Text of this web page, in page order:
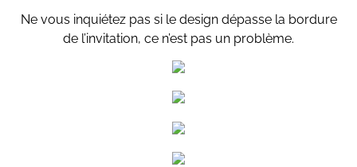
Ne vous inquiétez pas si le design dépasse la bordure
de l’invitation, ce n’est pas un problème.